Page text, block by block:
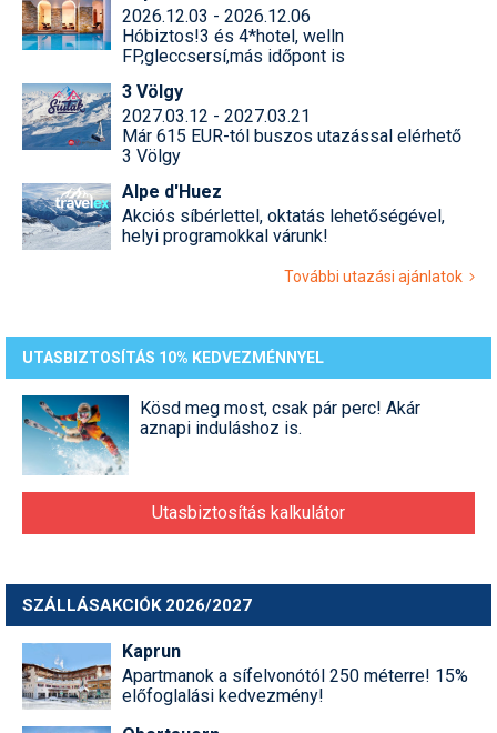
2026.12.03 - 2026.12.06
Hóbiztos!3 és 4*hotel, welln
FP,gleccsersí,más időpont is
3 Völgy
2027.03.12 - 2027.03.21
Már 615 EUR-tól buszos utazással elérhető
3 Völgy
Alpe d'Huez
Akciós síbérlettel, oktatás lehetőségével,
helyi programokkal várunk!
További utazási ajánlatok
UTASBIZTOSÍTÁS 10% KEDVEZMÉNNYEL
Kösd meg most, csak pár perc! Akár
aznapi induláshoz is.
Utasbiztosítás kalkulátor
SZÁLLÁSAKCIÓK 2026/2027
Kaprun
Apartmanok a sífelvonótól 250 méterre! 15%
előfoglalási kedvezmény!